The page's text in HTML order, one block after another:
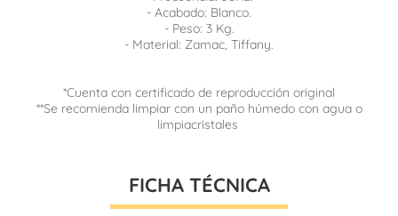
- Acabado: Blanco.
- Peso: 3 Kg.
- Material: Zamac, Tiffany.
*Cuenta con certificado de reproducción original
**Se recomienda limpiar con un paño húmedo con agua o
limpiacristales
FICHA TÉCNICA